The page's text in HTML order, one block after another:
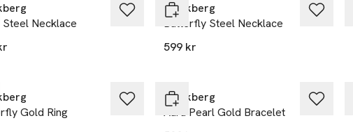
Steel Necklace
Mockberg
Butterfly Steel Necklace
599 kr
Gold Ring
Mockberg
Aura Pearl Gold Bracelet